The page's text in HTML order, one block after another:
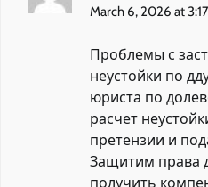
March 6, 2026 at
Проблемы с
неустойки по
юриста по
расчет
претензии и
Защитим права
получить